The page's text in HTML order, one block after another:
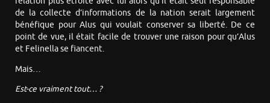
de la collecte d’informations de la nation serait largement
bénéfique pour Alus qui voulait conserver sa liberté. De ce
point de vue, il était facile de trouver une raison pour qu’Alus
et Felinella se fiancent.
Mais…
Est-ce vraiment tout… ?